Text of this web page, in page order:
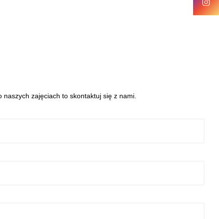
zajęciach to skontaktuj się z nami.